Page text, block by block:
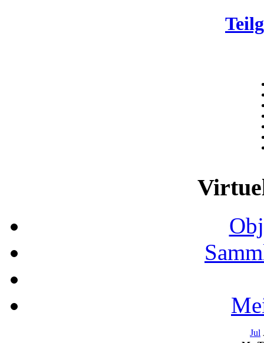
Jul